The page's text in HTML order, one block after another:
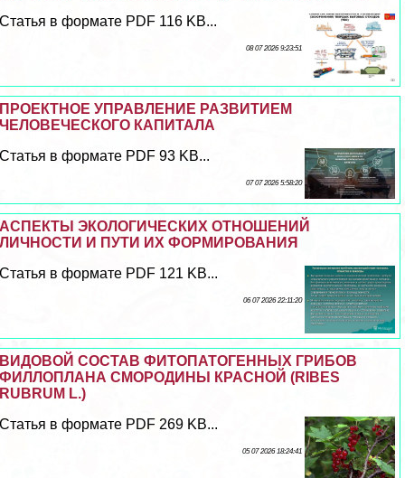
Статья в формате PDF 116 KB...
08 07 2026 9:23:51
ПРОЕКТНОЕ УПРАВЛЕНИЕ РАЗВИТИЕМ
ЧЕЛОВЕЧЕСКОГО КАПИТАЛА
Статья в формате PDF 93 KB...
07 07 2026 5:58:20
АСПЕКТЫ ЭКОЛОГИЧЕСКИХ ОТНОШЕНИЙ
ЛИЧНОСТИ И ПУТИ ИХ ФОРМИРОВАНИЯ
Статья в формате PDF 121 KB...
06 07 2026 22:11:20
ВИДОВОЙ СОСТАВ ФИТОПАТОГЕННЫХ ГРИБОВ
ФИЛЛОПЛАНА СМОРОДИНЫ КРАСНОЙ (RIBES
RUBRUM L.)
Статья в формате PDF 269 KB...
05 07 2026 18:24:41